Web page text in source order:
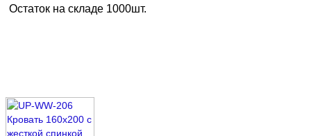
Остаток на складе 1000шт.